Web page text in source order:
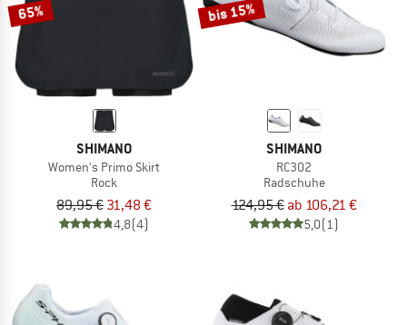
65%
SHIMANO
Women's Primo Skirt
Rock
89,95 € 31,48 €
4,8(4)
bis 15%
SHIMANO
RC302
Radschuhe
124,95 € ab 106,21 €
5,0(1)